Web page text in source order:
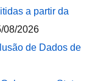
a partir da
08/2026
de Dados de